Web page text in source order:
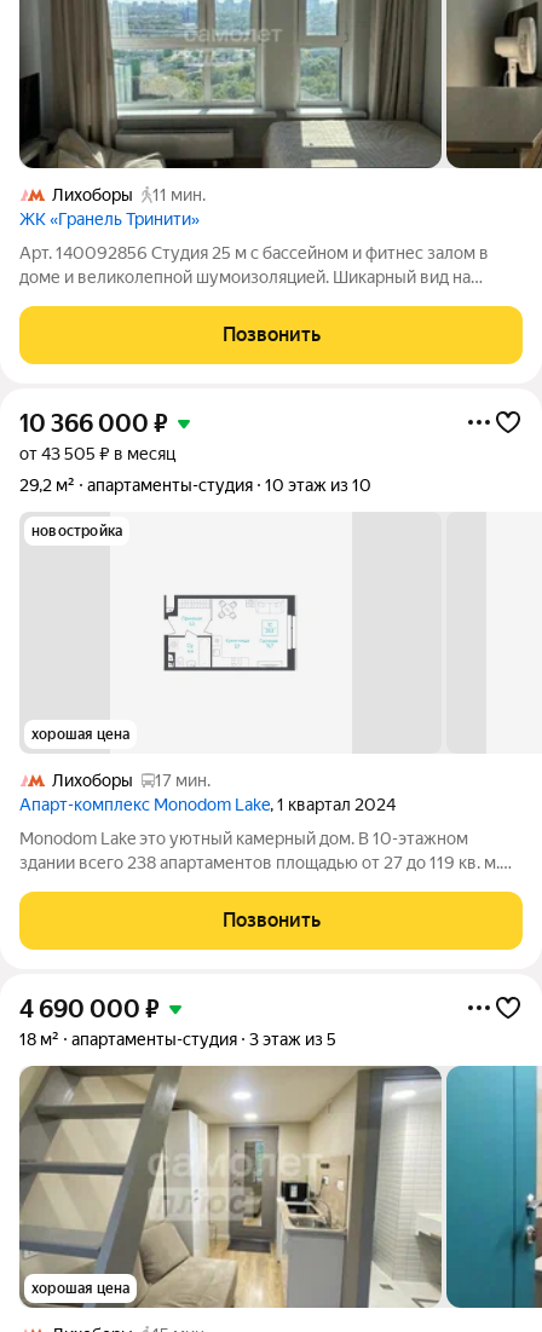
Лихоборы
11 мин.
ЖК «Гранель Тринити»
Арт. 140092856 Студия 25 м с бассейном и фитнес залом в
доме и великолепной шумоизоляцией. Шикарный вид на
очередь, 2022 г. постройки). Идеальное пространство для
одного человека или пары.
Позвонить
10 366 000 ₽
от 43 505 ₽ в месяц
29,2 м²
апартаменты-студия 10 этаж из 10
новостройка
хорошая цена
Лихоборы
17 мин.
Апарт-комплекс Monodom Lake, 1 квартал 2024
Monodom Lake это уютный камерный дом. В 10-этажном
здании всего 238 апартаментов площадью от 27 до 119 кв. м.
планировок, так и евроформата (с большой кухней-гостиной).
Особенность апартаментов
Позвонить
4 690 000 ₽
18 м² апартаменты-студия 3 этаж из 5
хорошая цена